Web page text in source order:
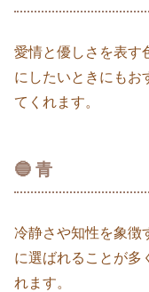
愛情と優しさを表す
にしたいときにもお
てくれます。
🔵 青
冷静さや知性を象徴
に選ばれることが多
れます。